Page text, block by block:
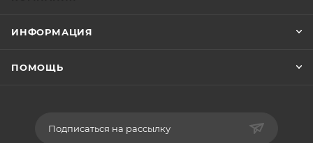
ИНФОРМАЦИЯ
ПОМОЩЬ
Подписаться на рассылку